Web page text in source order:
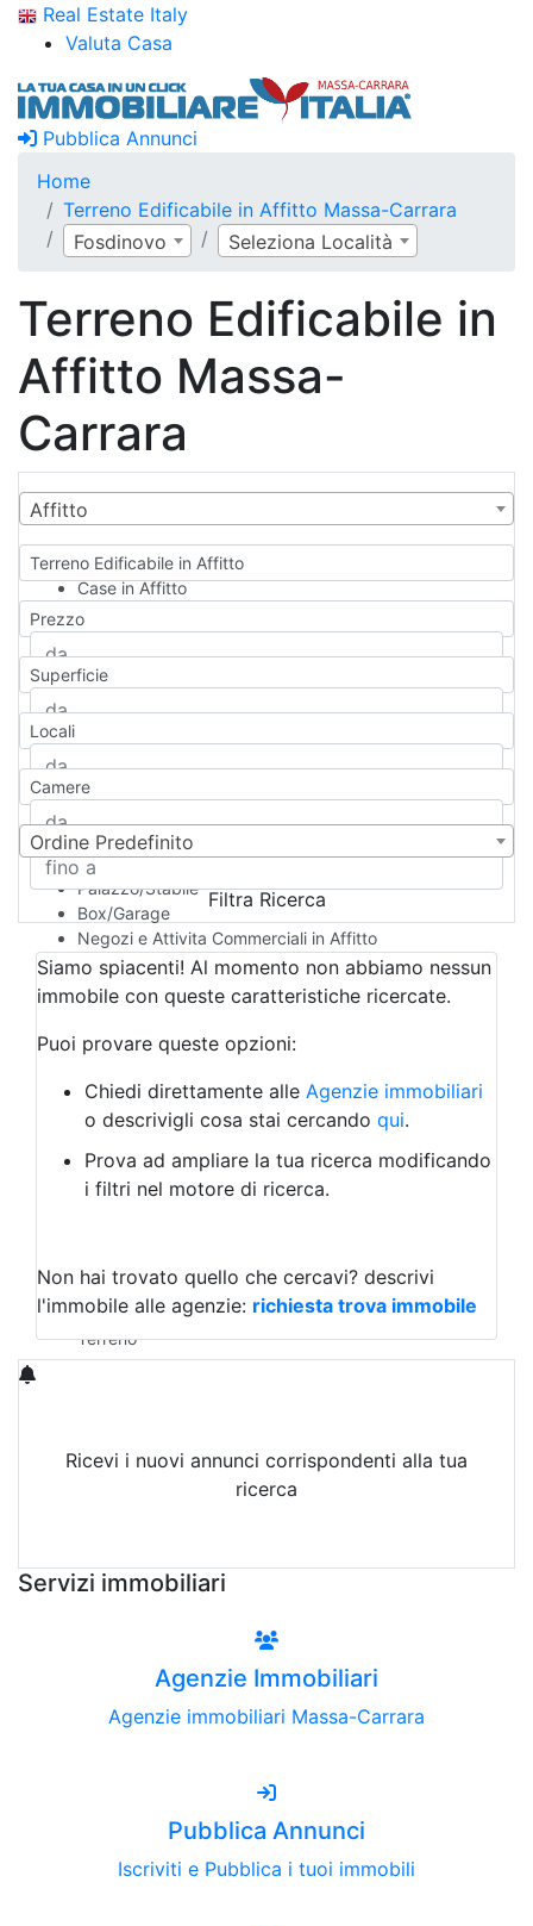
Real Estate Italy
Valuta Casa
Pubblica Annunci
Home
Terreno Edificabile in Affitto Massa-Carrara
Fosdinovo
Seleziona Località
Terreno Edificabile in
Affitto Massa-
Carrara
Affitto
Terreno Edificabile in Affitto
Case in Affitto
Qualsiasi
Appartamento
Casa indipendente
Casa Semi-indipendente
Attico/Mansarda
Rustico/Casale
Camera d'Albergo
Multiproprietà
Palazzo/Stabile
Box/Garage
Negozi e Attivita Commerciali in Affitto
Qualsiasi
Attività/Licenza Commerciale
Azienda Agricola
Bar/Ristorante
Albergo
Laboratorio Artigianale
Negozio/locale commerciale
Agriturismo
Magazzini
Qualsiasi
Terreno edificabile
Terreno
Prezzo
Superficie
Locali
Camere
Ordine Predefinito
Filtra Ricerca
Siamo spiacenti! Al momento non abbiamo nessun
immobile con queste caratteristiche ricercate.
Puoi provare queste opzioni:
Chiedi direttamente alle Agenzie immobiliari
o descrivigli cosa stai cercando qui.
Prova ad ampliare la tua ricerca modificando
i filtri nel motore di ricerca.
Non hai trovato quello che cercavi? descrivi
l'immobile alle agenzie: richiesta trova immobile
Ricevi i nuovi annunci corrispondenti alla tua
ricerca
Servizi immobiliari
Agenzie Immobiliari
Agenzie immobiliari Massa-Carrara
Pubblica Annunci
Iscriviti e Pubblica i tuoi immobili